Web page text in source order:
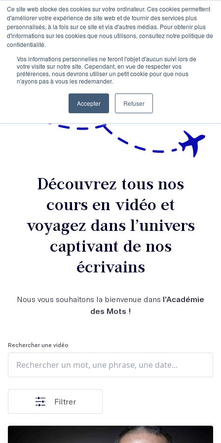
Ce site web stocke des cookies sur votre ordinateur. Ces cookies permettent
d'améliorer votre expérience de site web et de fournir des services plus
personnalisés, à la fois sur ce site et via d'autres médias. Pour obtenir plus
d'informations sur les cookies que nous utilisons, consultez notre politique de
confidentialité.
Vos informations personnelles ne feront l'objet d'aucun suivi lors de
votre visite sur notre site. Cependant, en vue de respecter vos
préférences, nous devrons utiliser un petit cookie pour que nous
n'ayons pas à vous les redemander.
Accepter Refuser
Découvrez tous nos
cours en vidéo et
voyagez dans l’univers
captivant de nos
écrivains
Nous vous souhaitons la bienvenue dans l’Académie
des Mots !
Rechercher une vidéo
Filtrer